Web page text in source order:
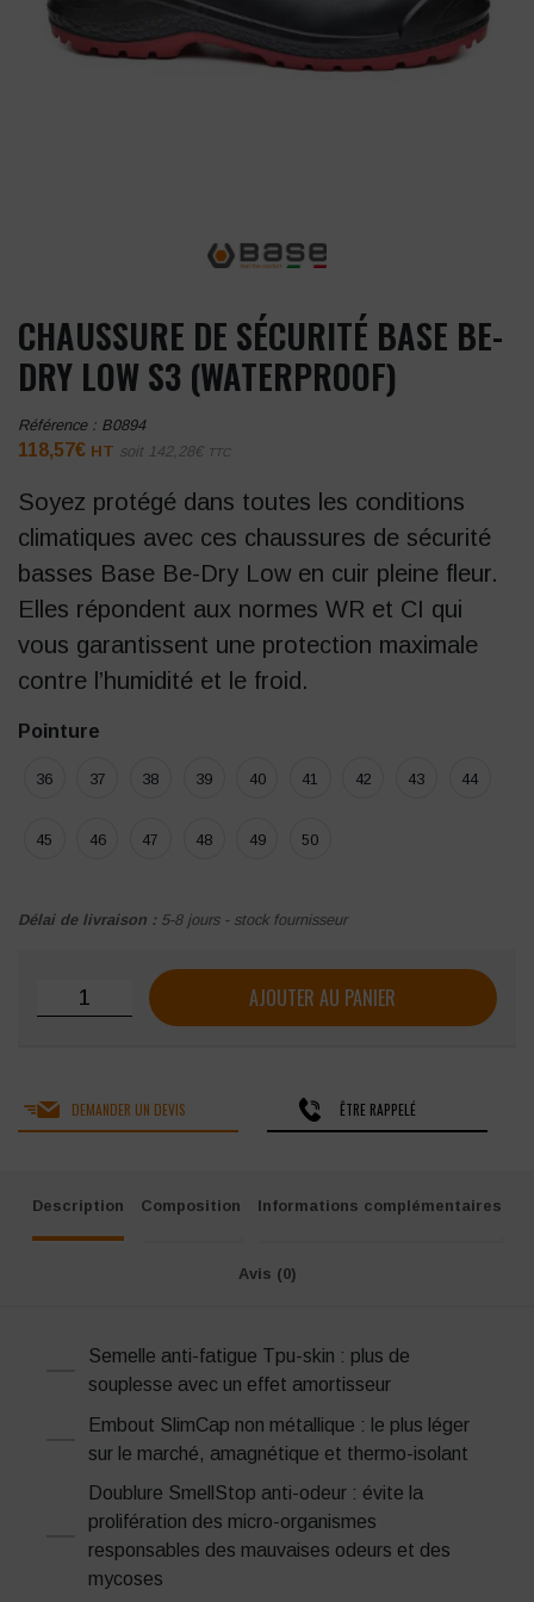
CHAUSSURE DE SÉCURITÉ BASE BE-
DRY LOW S3 (WATERPROOF)
Référence : B0894
118,57€ HT soit 142,28€ TTC
Soyez protégé dans toutes les conditions
climatiques avec ces chaussures de sécurité
basses Base Be-Dry Low en cuir pleine fleur.
Elles répondent aux normes WR et CI qui
vous garantissent une protection maximale
contre l’humidité et le froid.
Pointure
36 37 38 39 40 41 42 43 44
45 46 47 48 49 50
Délai de livraison : 5-8 jours - stock fournisseur
quantité de Chaussure de sécurité Base Be-Dry Low S3
AJOUTER AU PANIER
DEMANDER UN DEVIS ÊTRE RAPPELÉ
Description Composition Informations complémentaires
Avis (0)
Semelle anti-fatigue Tpu-skin : plus de
souplesse avec un effet amortisseur
Embout SlimCap non métallique : le plus léger
sur le marché, amagnétique et thermo-isolant
Doublure SmellStop anti-odeur : évite la
prolifération des micro-organismes
responsables des mauvaises odeurs et des
mycoses